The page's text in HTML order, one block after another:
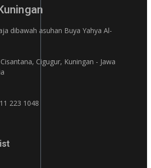
dibawah asuhan Buya Yahya Al-
Cigugur, Kuningan - Jawa
223 1048